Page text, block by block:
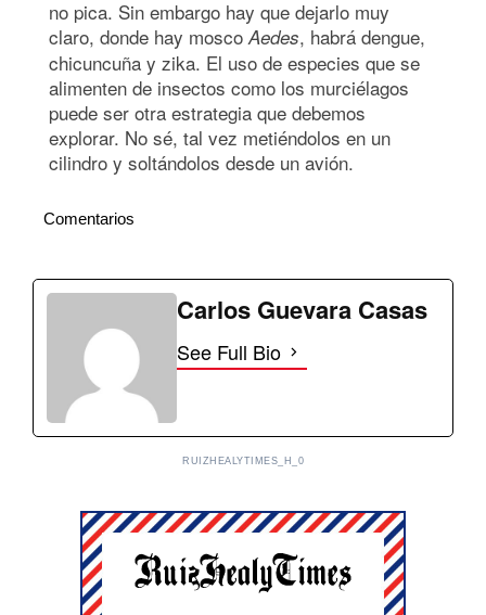
no pica. Sin embargo hay que dejarlo muy
claro, donde hay moscoAedes, habrá dengue,
chicuncuña y zika. El uso de especies que se
alimenten de insectos como los murciélagos
puede ser otra estrategia que debemos
explorar. No sé, tal vez metiéndolos en un
cilindro y soltándolos desde un avión.
Comentarios
Carlos Guevara Casas
See Full Bio
RUIZHEALYTIMES_H_0